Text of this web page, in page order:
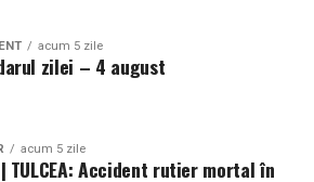
limite
Oriflame inspirată din parfumeria
acum 5 zile
zilei – 4 august
acum 5 zile
| TULCEA: Accident rutier mortal în